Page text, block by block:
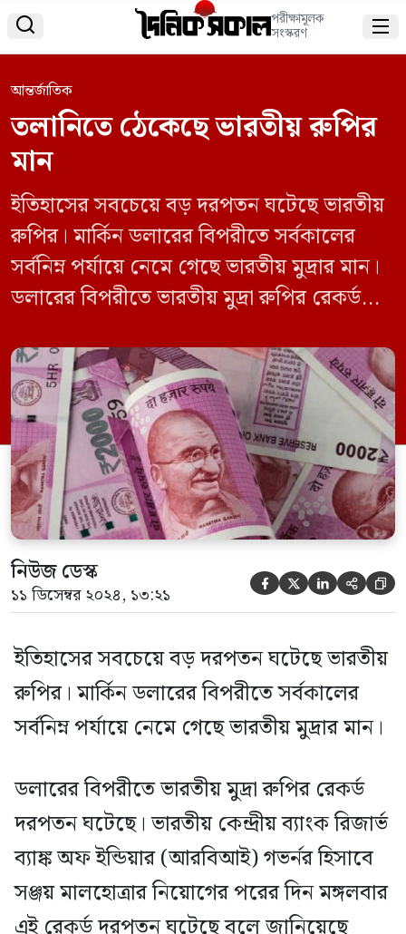
 পরীক্ষামূলক
সংস্করণ 
আন্তর্জাতিক
তলানিতে ঠেকেছে ভারতীয় রুপির
মান
ইতিহাসের সবচেয়ে বড় দরপতন ঘটেছে ভারতীয়
রুপির। মার্কিন ডলারের বিপরীতে সর্বকালের
সর্বনিম্ন পর্যায়ে নেমে গেছে ভারতীয় মুদ্রার মান।
ডলারের বিপরীতে ভারতীয় মুদ্রা রুপির রেকর্ড
ব্যাঙ্ক অফ ইন্ডিয়ার (আরবিআই) গভর্নর হিসাবে
সঞ্জয় মালহোত্রার নিয়োগের পরের দিন মঙ্গলবার
এই রেকর্ড দরপতন ঘটেছে বলে জানিয়েছে
রয়টার্স। মঙ্গলবার ১ ডলারের বিপরীতে রুপির দর
[…]
নিউজ ডেস্ক
১১ ডিসেম্বর ২০২৪, ১৩:২১     
ইতিহাসের সবচেয়ে বড় দরপতন ঘটেছে ভারতীয়
রুপির। মার্কিন ডলারের বিপরীতে সর্বকালের
সর্বনিম্ন পর্যায়ে নেমে গেছে ভারতীয় মুদ্রার মান।
ডলারের বিপরীতে ভারতীয় মুদ্রা রুপির রেকর্ড
দরপতন ঘটেছে। ভারতীয় কেন্দ্রীয় ব্যাংক রিজার্ভ
ব্যাঙ্ক অফ ইন্ডিয়ার (আরবিআই) গভর্নর হিসাবে
সঞ্জয় মালহোত্রার নিয়োগের পরের দিন মঙ্গলবার